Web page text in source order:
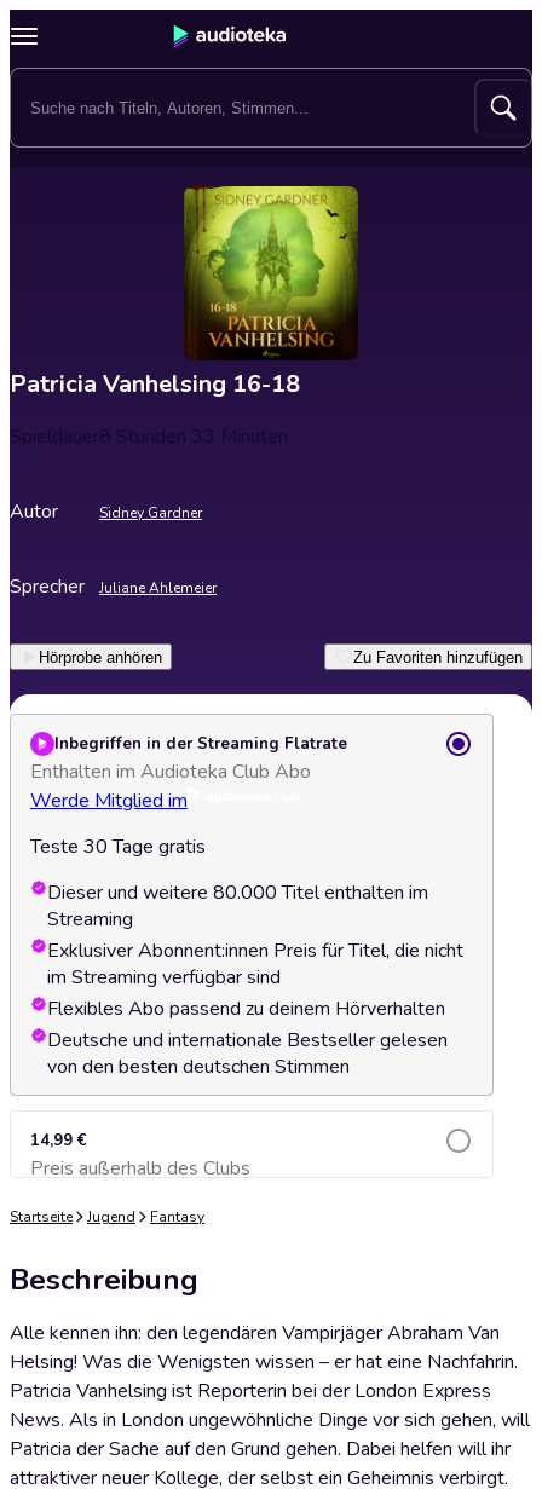
Patricia Vanhelsing 16-18
Spieldauer8 Stunden 33 Minuten
Autor Sidney Gardner
Sprecher Juliane Ahlemeier
Hörprobe anhören Zu Favoriten hinzufügen
Inbegriffen in der Streaming Flatrate
Enthalten im Audioteka Club Abo
Werde Mitglied im
Teste 30 Tage gratis
Dieser und weitere 80.000 Titel enthalten im
Streaming
Exklusiver Abonnent:innen Preis für Titel, die nicht
im Streaming verfügbar sind
Flexibles Abo passend zu deinem Hörverhalten
Deutsche und internationale Bestseller gelesen
von den besten deutschen Stimmen
14,99 €
Preis außerhalb des ClubsZum Warenkorb hinzufügen
Startseite Jugend Fantasy
Beschreibung
Alle kennen ihn: den legendären Vampirjäger Abraham Van
Helsing! Was die Wenigsten wissen – er hat eine Nachfahrin.
Patricia Vanhelsing ist Reporterin bei der London Express
News. Als in London ungewöhnliche Dinge vor sich gehen, will
Patricia der Sache auf den Grund gehen. Dabei helfen will ihr
attraktiver neuer Kollege, der selbst ein Geheimnis verbirgt.